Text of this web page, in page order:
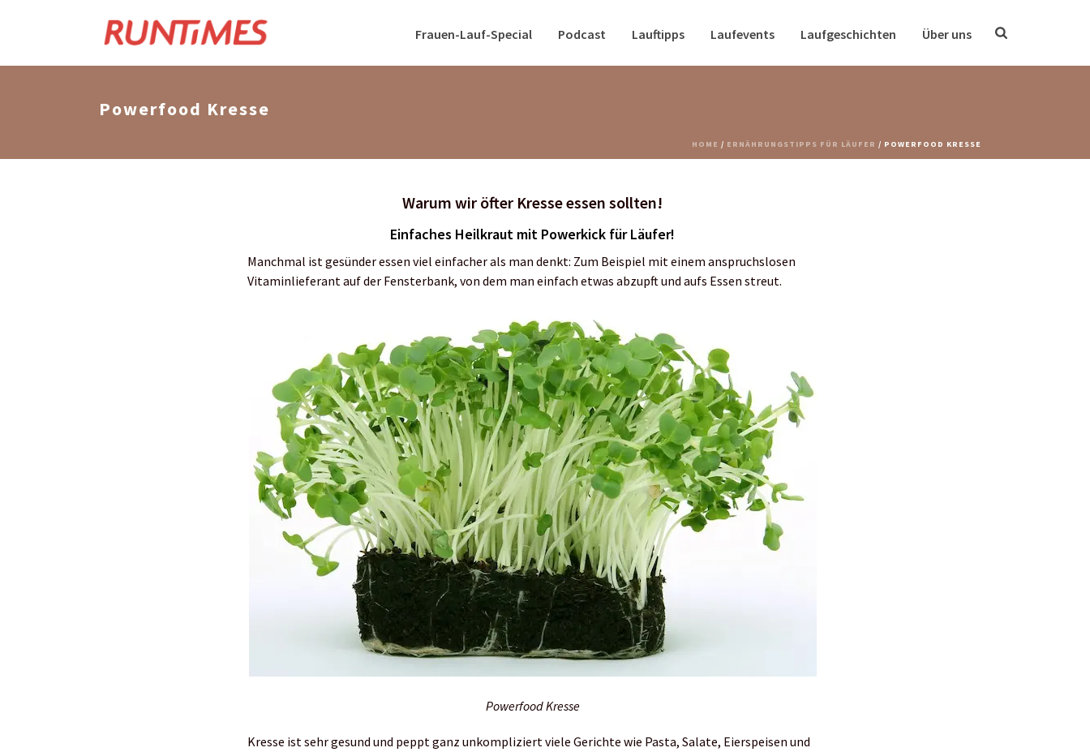
Frauen-Lauf-Special Podcast Lauftipps Laufevents Laufgeschichten Über uns
Powerfood Kresse
HOME / ERNÄHRUNGSTIPPS FÜR LÄUFER / POWERFOOD KRESSE
Warum wir öfter Kresse essen sollten!
Einfaches Heilkraut mit Powerkick für Läufer!
Manchmal ist gesünder essen viel einfacher als man denkt: Zum Beispiel mit einem anspruchslosen
Vitaminlieferant auf der Fensterbank, von dem man einfach etwas abzupft und aufs Essen streut.
Powerfood Kresse
Kresse ist sehr gesund und peppt ganz unkompliziert viele Gerichte wie Pasta, Salate, Eierspeisen und